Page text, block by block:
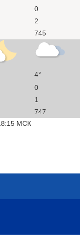
0
2
745
4°
0
1
747
МСК